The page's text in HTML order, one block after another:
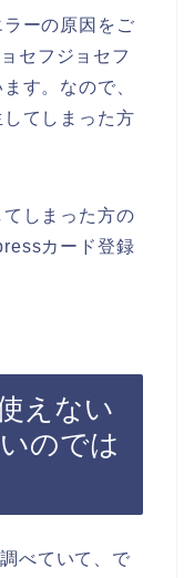
ーの原因をご
セフジョセフ
す。なので、
てしまった方
しまった方の
カード登録
えない
のでは
べていて、で